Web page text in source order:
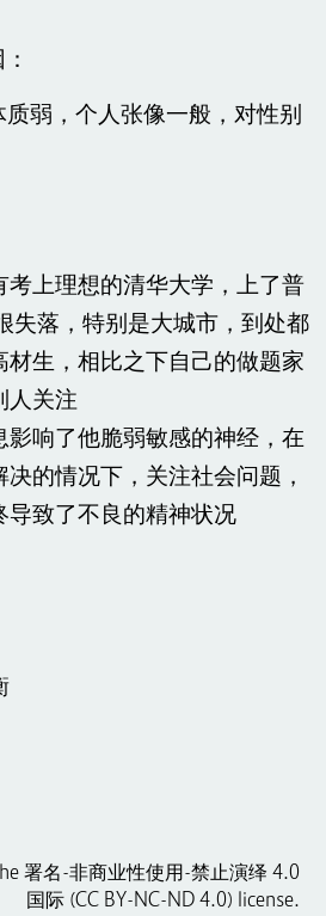
弱，个人张像一般，对性别
上理想的清华大学，上了普
失落，特别是大城市，到处都
生，相比之下自己的做题家
人关注
响了他脆弱敏感的神经，在
的情况下，关注社会问题，
致了不良的精神状况
署名-非商业性使用-禁止演绎 4.0
国际 (CC BY-NC-ND 4.0) license.